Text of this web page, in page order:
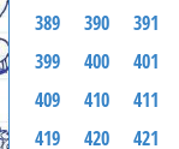
389
390 391
399
400 401
409
410 411
419
420 421